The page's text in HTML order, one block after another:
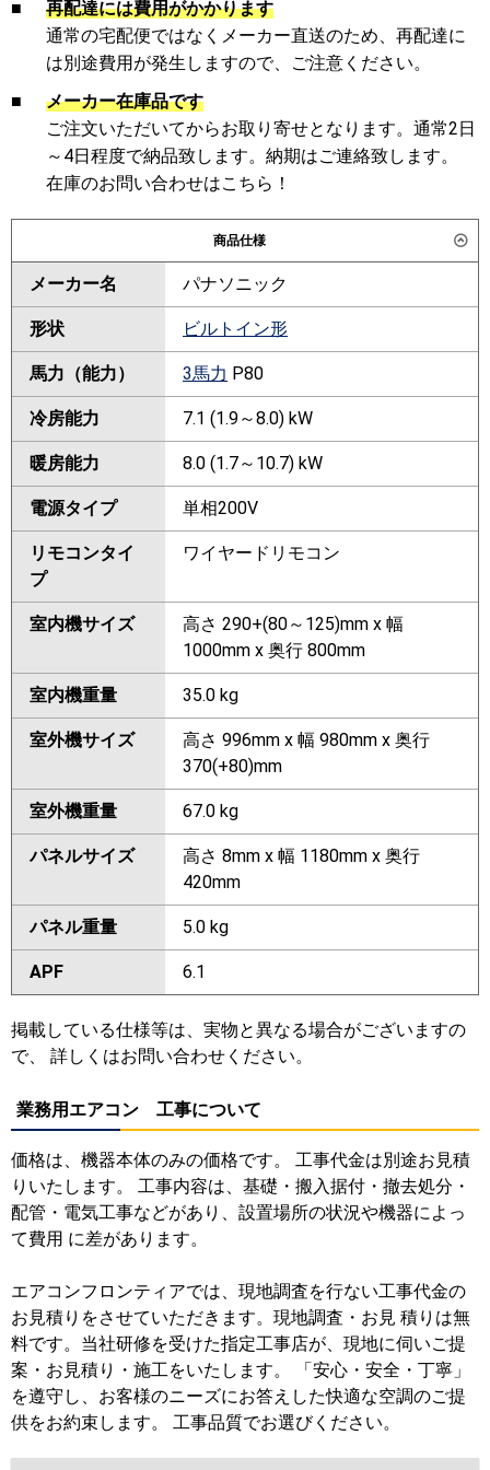
■
再配達には費用がかかります
通常の宅配便ではなくメーカー直送のため、再配達に
は別途費用が発生しますので、ご注意ください。
■
メーカー在庫品です
ご注文いただいてからお取り寄せとなります。通常2日
～4日程度で納品致します。納期はご連絡致します。
在庫のお問い合わせはこちら！
商品仕様
メーカー名 パナソニック
形状 ビルトイン形
馬力（能力） 3馬力 P80
冷房能力 7.1 (1.9～8.0) kW
暖房能力 8.0 (1.7～10.7) kW
電源タイプ 単相200V
リモコンタイ
プ
ワイヤードリモコン
室内機サイズ
高さ 290+(80～125)mm x 幅
1000mm x 奥行 800mm
室内機重量 35.0 kg
室外機サイズ
高さ 996mm x 幅 980mm x 奥行
370(+80)mm
室外機重量 67.0 kg
パネルサイズ
高さ 8mm x 幅 1180mm x 奥行
420mm
パネル重量 5.0 kg
APF 6.1
掲載している仕様等は、実物と異なる場合がございますの
で、 詳しくはお問い合わせください。
業務用エアコン 工事について
価格は、機器本体のみの価格です。 工事代金は別途お見積
りいたします。 工事内容は、基礎・搬入据付・撤去処分・
配管・電気工事などがあり、設置場所の状況や機器によっ
て費用 に差があります。
エアコンフロンティアでは、現地調査を行ない工事代金の
お見積りをさせていただきます。現地調査・お見 積りは無
料です。当社研修を受けた指定工事店が、現地に伺いご提
案・お見積り・施工をいたします。 「安心・安全・丁寧」
を遵守し、お客様のニーズにお答えした快適な空調のご提
供をお約束します。 工事品質でお選びください。